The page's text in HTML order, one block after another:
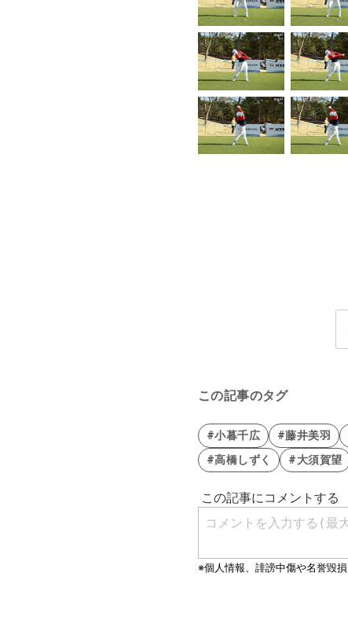
この記事のタグ
#小暮千広 #藤井美羽
#高橋しずく
#大須賀望